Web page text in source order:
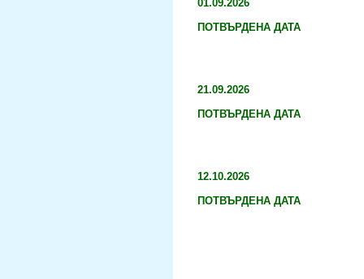
01.09.2026
ПОТВЪРДЕНА ДАТА
21.09.2026
ПОТВЪРДЕНА ДАТА
12.10.2026
ПОТВЪРДЕНА ДАТА